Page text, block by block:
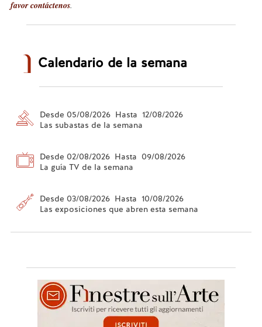
favor contáctenos.
Calendario de la semana
Desde 05/08/2026 Hasta 12/08/2026
Las subastas de la semana
Desde 02/08/2026 Hasta 09/08/2026
La guía TV de la semana
Desde 03/08/2026 Hasta 10/08/2026
Las exposiciones que abren esta semana